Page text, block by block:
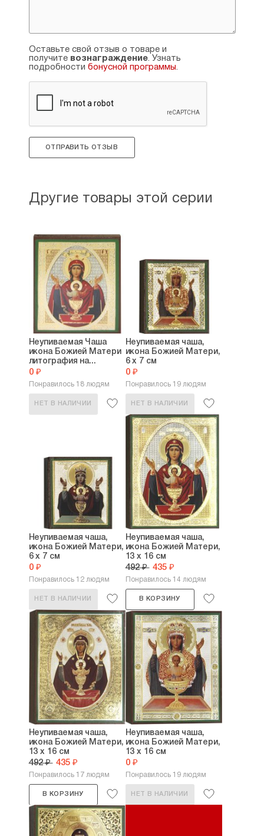
Оставьте свой отзыв о товаре и
получите вознаграждение. Узнать
подробности бонусной программы.
ОТПРАВИТЬ ОТЗЫВ
Другие товары этой серии
Неупиваемая Чаша
икона Божией Матери
литография на...
0 ₽
Понравилось 18 людям
НЕТ В НАЛИЧИИ
Неупиваемая чаша,
икона Божией Матери,
6 х 7 см
0 ₽
Понравилось 19 людям
НЕТ В НАЛИЧИИ
Неупиваемая чаша,
икона Божией Матери,
6 х 7 см
0 ₽
Понравилось 12 людям
НЕТ В НАЛИЧИИ
Неупиваемая чаша,
икона Божией Матери,
13 х 16 см
492 ₽ 435 ₽
Понравилось 14 людям
В КОРЗИНУ
Неупиваемая чаша,
икона Божией Матери,
13 х 16 см
492 ₽ 435 ₽
Понравилось 17 людям
В КОРЗИНУ
Неупиваемая чаша,
икона Божией Матери,
13 х 16 см
0 ₽
Понравилось 19 людям
НЕТ В НАЛИЧИИ